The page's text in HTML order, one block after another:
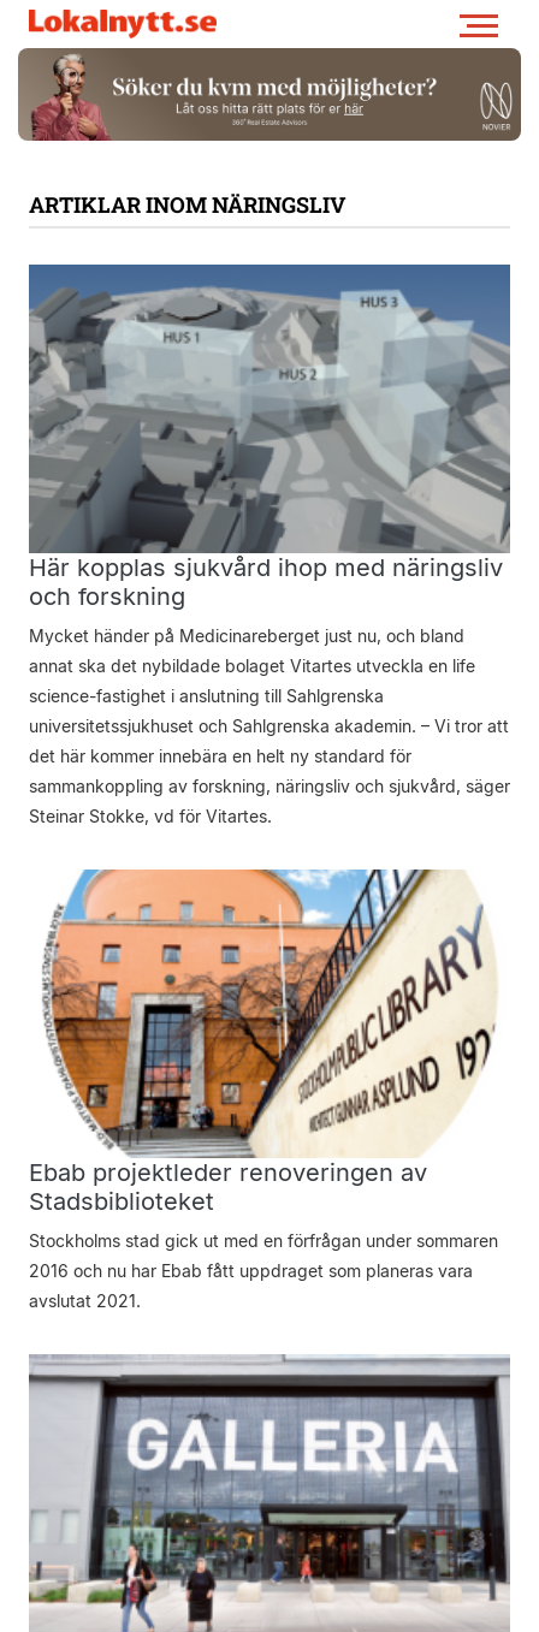
ARTIKLAR INOM NÄRINGSLIV
Här kopplas sjukvård ihop med näringsliv
och forskning
Mycket händer på Medicinareberget just nu, och bland
annat ska det nybildade bolaget Vitartes utveckla en life
science-fastighet i anslutning till Sahlgrenska
universitetssjukhuset och Sahlgrenska akademin. – Vi tror att
det här kommer innebära en helt ny standard för
sammankoppling av forskning, näringsliv och sjukvård, säger
Steinar Stokke, vd för Vitartes.
Ebab projekt­leder ­renoveringen av
Stadsbiblioteket
Stockholms stad gick ut med en förfrågan under sommaren
2016 och nu har Ebab fått uppdraget som planeras vara
avslutat 2021.